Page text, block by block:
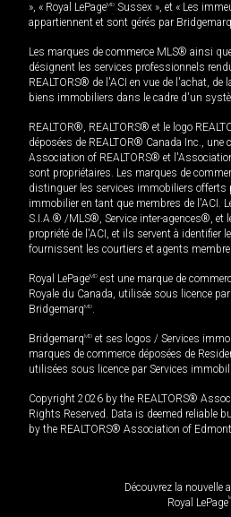
», « Royal LePageMD Sussex », et « Les
appartiennent et sont gérés par
Les marques de commerce MLS® ainsi
désignent les services professionnels
REALTORS® de l'ACI en vue de l'achat, de
biens immobiliers dans le cadre d'un
REALTOR®, REALTORS® et le logo
déposées de REALTOR® Canada Inc., une
Association of REALTORS® et
sont propriétaires. Les marques de
distinguer les services immobiliers offerts
immobilier en tant que membres de l'ACI.
S.I.A.® /MLS®, Service inter-agences®, et
propriété de l'ACI, et ils servent à identifier
fournissent les courtiers et agents
Royal LePageMD est une marque de
Royale du Canada, utilisée sous licence
BridgemarqMD.
BridgemarqMD et ses logos / Services
marques de commerce déposées de
utilisées sous licence par Services
Copyright 2026 by the REALTORS®
Rights Reserved. Data is deemed reliable
by the REALTORS® Association of
Découvrez la nouvelle
Royal LePage